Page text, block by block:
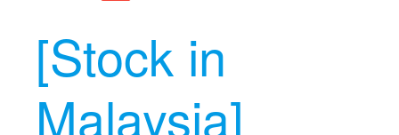
[Stock in
Malaysia]